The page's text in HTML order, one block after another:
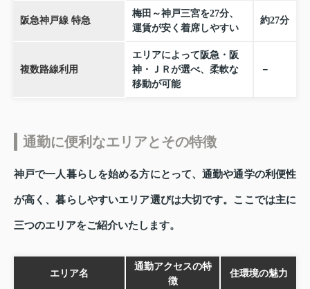
阪急神戸線 特急
梅田～神戸三宮を27分、
運賃が安く着席しやすい
約27分
複数路線利用
エリアによって阪急・阪
神・ＪＲが選べ、柔軟な
移動が可能
－
通勤に便利なエリアとその特徴
神戸で一人暮らしを始める方にとって、通勤や通学の利便性
が高く、暮らしやすいエリア選びは大切です。ここでは主に
三つのエリアをご紹介いたします。
エリア名
通勤アクセスの特
徴
住環境の魅力